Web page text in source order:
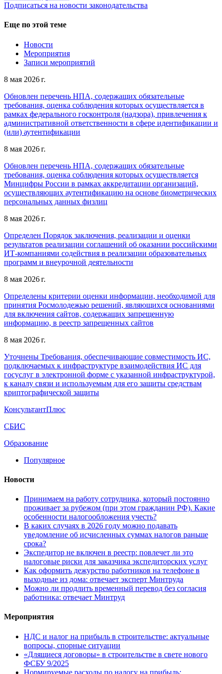
Подписаться на новости законодательства
Еще по этой теме
Новости
Мероприятия
Записи мероприятий
8 мая 2026 г.
Обновлен перечень НПА, содержащих обязательные
требования, оценка соблюдения которых осуществляется в
рамках федерального госконтроля (надзора), привлечения к
административной ответственности в сфере идентификации и
(или) аутентификации
8 мая 2026 г.
Обновлен перечень НПА, содержащих обязательные
требования, оценка соблюдения которых осуществляется
Минцифры России в рамках аккредитации организаций,
осуществляющих аутентификацию на основе биометрических
персональных данных физлиц
8 мая 2026 г.
Определен Порядок заключения, реализации и оценки
результатов реализации соглашений об оказании российскими
ИТ-компаниями содействия в реализации образовательных
программ и внеурочной деятельности
8 мая 2026 г.
Определены критерии оценки информации, необходимой для
принятия Росмолодежью решений, являющихся основаниями
для включения сайтов, содержащих запрещенную
информацию, в реестр запрещенных сайтов
8 мая 2026 г.
Уточнены Требования, обеспечивающие совместимость ИС,
подключаемых к инфраструктуре взаимодействия ИС для
госуслуг в электронной форме с указанной инфраструктурой,
к каналу связи и используемым для его защиты средствам
криптографической защиты
КонсультантПлюс
СБИС
Образование
Популярное
Новости
Принимаем на работу сотрудника, который постоянно
проживает за рубежом (при этом гражданин РФ). Какие
особенности налогообложения учесть?
В каких случаях в 2026 году можно подавать
уведомление об исчисленных суммах налогов раньше
срока?
Экспедитор не включен в реестр: повлечет ли это
налоговые риски для заказчика экспедиторских услуг
Как оформить дежурство работников на телефоне в
выходные из дома: отвечает эксперт Минтруда
Можно ли продлить временный перевод без согласия
работника: отвечает Минтруд
Мероприятия
НДС и налог на прибыль в строительстве: актуальные
вопросы, спорные ситуации
«Длящиеся договоры» в строительстве в свете нового
ФСБУ 9/2025
Нормируемые расходы по налогу на прибыль: